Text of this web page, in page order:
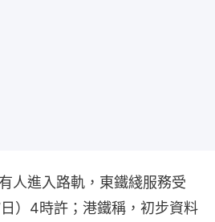
人進入路軌，東鐵綫服務受
）4時許；港鐵稱，初步資料